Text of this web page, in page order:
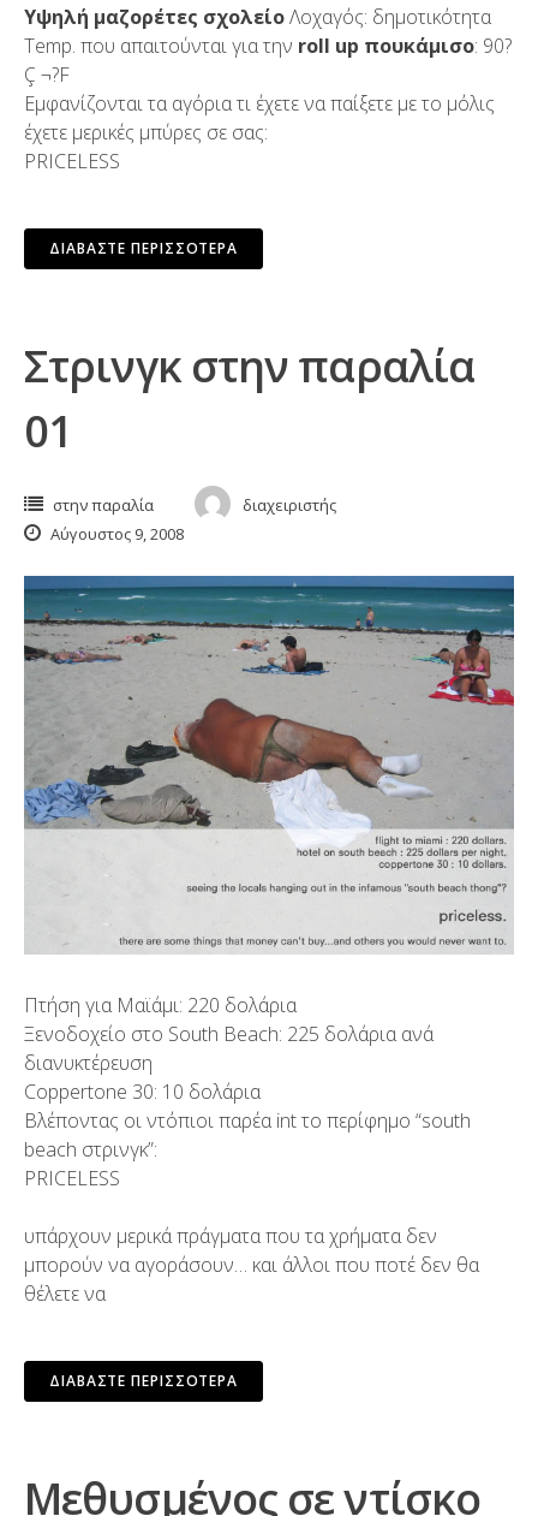
Υψηλή μαζορέτες σχολείοΛοχαγός: δημοτικότητα
Temp. που απαιτούνται για την roll up πουκάμισο: 90?
Ç ¬?F
Εμφανίζονται τα αγόρια τι έχετε να παίξετε με το μόλις
έχετε μερικές μπύρες σε σας:
PRICELESS
ΔΙΑΒΆΣΤΕ ΠΕΡΙΣΣΌΤΕΡΑ
Στρινγκ στην παραλία
01
στην παραλία
διαχειριστής
Αύγουστος 9, 2008
Πτήση για Μαϊάμι: 220 δολάρια
Ξενοδοχείο στο South Beach: 225 δολάρια ανά
διανυκτέρευση
Coppertone 30: 10 δολάρια
Βλέποντας οι ντόπιοι παρέα int το περίφημο “south
beach στρινγκ”:
PRICELESS
υπάρχουν μερικά πράγματα που τα χρήματα δεν
μπορούν να αγοράσουν… και άλλοι που ποτέ δεν θα
θέλετε να
ΔΙΑΒΆΣΤΕ ΠΕΡΙΣΣΌΤΕΡΑ
Μεθυσμένος σε ντίσκο